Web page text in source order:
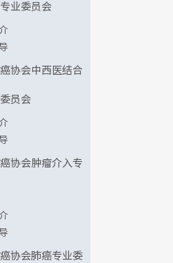
业委员会
协会中西医结合
员会
协会肿瘤介入专
协会肺癌专业委